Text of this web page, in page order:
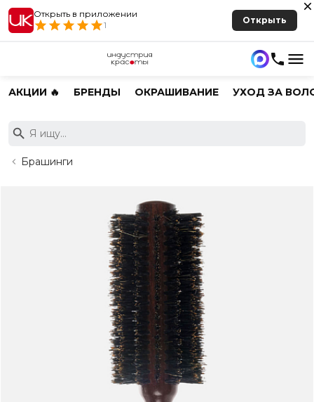
Открыть в приложении
1
Открыть
АКЦИИ 🔥 БРЕНДЫ ОКРАШИВАНИЕ УХОД ЗА
Брашинги